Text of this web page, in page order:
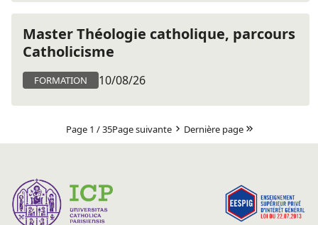
Master Théologie catholique, parcours
Catholicisme
FORMATION 10/08/26
Page 1 / 35Page suivante Dernière page